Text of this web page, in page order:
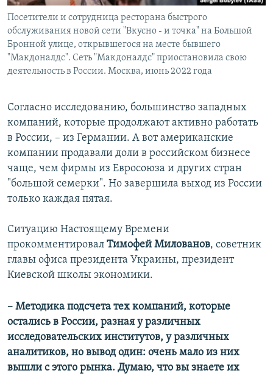
Посетители и сотрудница ресторана быстрого
обслуживания новой сети "Вкусно - и точка" на Большой
Бронной улице, открывшегося на месте бывшего
"Макдоналдс". Сеть "Макдоналдс" приостановила свою
деятельность в России. Москва, июнь 2022 года
Согласно исследованию, большинство западных
компаний, которые продолжают активно работать
в России, – из Германии. А вот американские
компании продавали доли в российском бизнесе
чаще, чем фирмы из Евросоюза и других стран
"большой семерки". Но завершила выход из России
только каждая пятая.
Ситуацию Настоящему Времени
прокомментировал Тимофей Милованов, советник
главы офиса президента Украины, президент
Киевской школы экономики.
– Методика подсчета тех компаний, которые
остались в России, разная у различных
исследовательских институтов, у различных
аналитиков, но вывод один: очень мало из них
вышли с этого рынка. Думаю, что вы знаете их